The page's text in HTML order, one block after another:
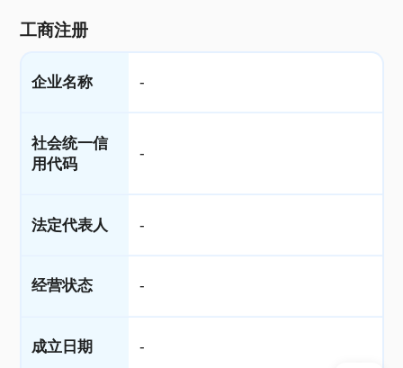
工商注册
企业名称 -
社会统一信
用代码
-
法定代表人 -
经营状态 -
成立日期 -